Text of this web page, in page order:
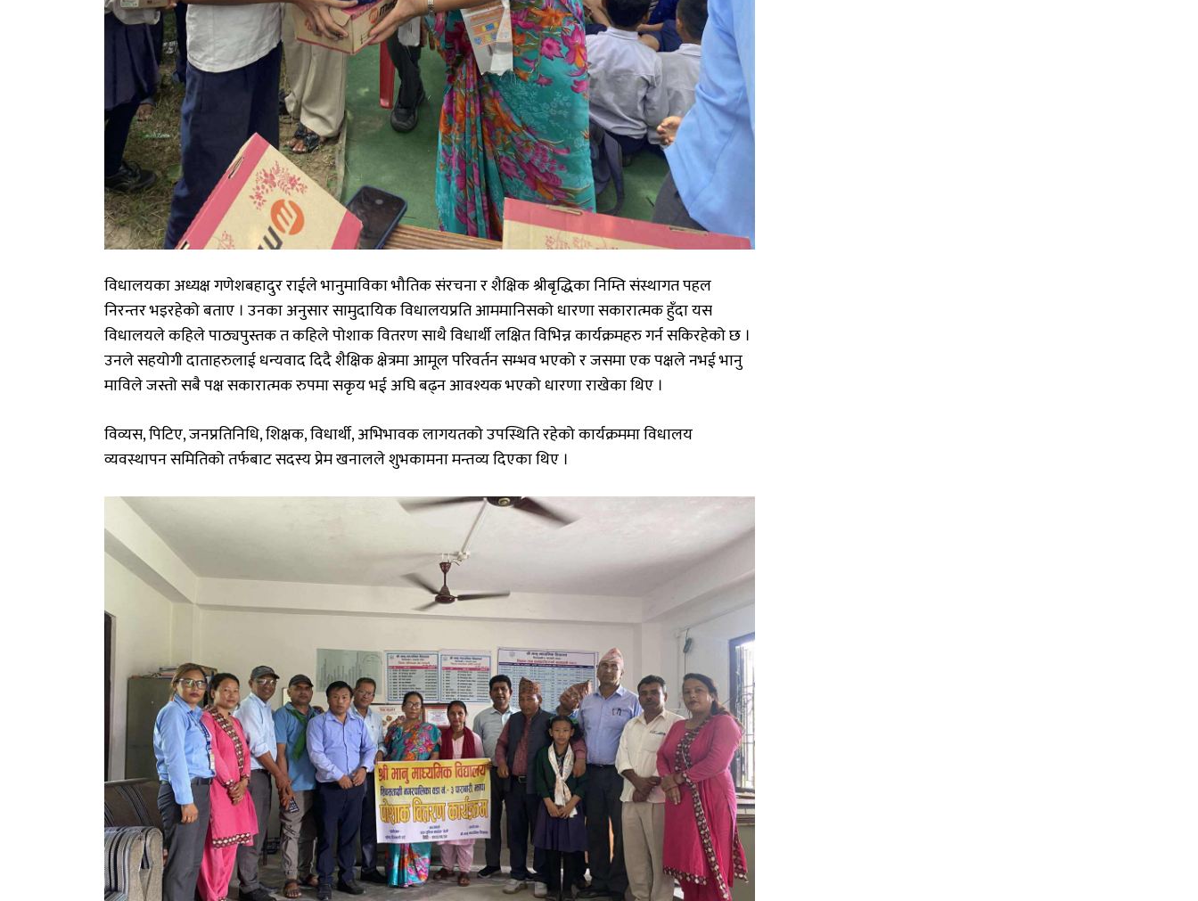
विधालयकाअध्यक्षगणेशबहादुरराईलेभानुमाविकाभौतिकसंरचनारशैक्षिकश्रीबृद्धिकानिम्तिसंस्थागतपहल
निरन्तरभइरहेकोबताए । उनकाअनुसारसामुदायिकविधालयप्रतिआममानिसकोधारणासकारात्मकहुँदायस
विधालयलेकहिलेपाठ्यपुस्तकतकहिलेपोशाकवितरणसाथैविधार्थीलक्षितविभिन्नकार्यक्रमहरुगर्नसकिरहेकोछ ।
उनलेसहयोगीदाताहरुलाईधन्यवाददिदैशैक्षिकक्षेत्रमाआमूलपरिवर्तनसम्भवभएकोरजसमाएकपक्षलेनभईभानु
माविलेजस्तोसबैपक्षसकारात्मकरुपमासकृयभईअघिबढ्नआवश्यकभएकोधारणाराखेकाथिए ।
विव्यस,पिटिए,जनप्रतिनिधि,शिक्षक,विधार्थी,अभिभावकलागयतकोउपस्थितिरहेकोकार्यक्रममाविधालय
व्यवस्थापनसमितिकोतर्फबाटसदस्यप्रेमखनाललेशुभकामनामन्तव्यदिएकाथिए ।